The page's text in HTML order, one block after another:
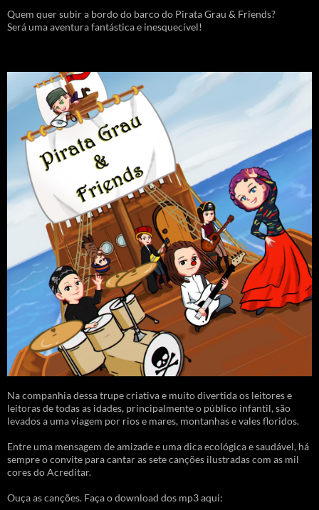
Quem quer subir a bordo do barco do Pirata Grau & Friends?
Será uma aventura fantástica e inesquecível!
Na companhia dessa trupe criativa e muito divertida os leitores e
leitoras de todas as idades, principalmente o público infantil, são
levados a uma viagem por rios e mares, montanhas e vales floridos.
Entre uma mensagem de amizade e uma dica ecológica e saudável, há
sempre o convite para cantar as sete canções ilustradas com as mil
cores do Acreditar.
Ouça as canções. Faça o download dos mp3 aqui: